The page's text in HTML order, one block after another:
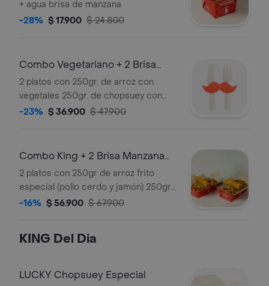
+ agua brisa de manzana
-28% $ 17.900 $ 24.800
Combo Vegetariano + 2 Brisa
Manzana 280ml
2 platos con 250gr. de arroz con
vegetales 250gr. de chopsuey con
vegetales. (100 vegetariano) + 2 aguas
-23% $ 36.900 $ 47.900
Combo King + 2 Brisa Manzana
280ml
2 platos con 250gr de arroz frito
especial (pollo cerdo y jamón) 250gr
de exquisito chopshuey especial y
-16% $ 56.900 $ 67.900
KING Del Dia
LUCKY Chopsuey Especial